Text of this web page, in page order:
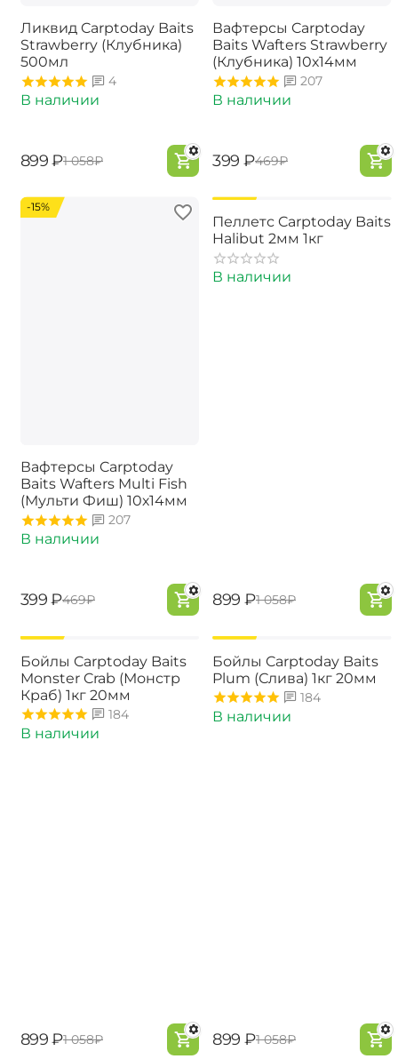
Ликвид Carptoday Baits
Strawberry (Клубника)
500мл
4
В наличии
‍899‍ ₽‍1 058‍₽
Вафтерсы Carptoday
Baits Wafters Strawberry
(Клубника) 10х14мм
207
В наличии
‍399‍ ₽‍469‍₽
-15%
Вафтерсы Carptoday
Baits Wafters Multi Fish
(Мульти Фиш) 10х14мм
207
В наличии
‍399‍ ₽‍469‍₽
Пеллетс Carptoday Baits
Halibut 2мм 1кг
В наличии
‍899‍ ₽‍1 058‍₽
Бойлы Carptoday Baits
Monster Crab (Монстр
Краб) 1кг 20мм
184
В наличии
‍899‍ ₽‍1 058‍₽
Бойлы Carptoday Baits
Plum (Слива) 1кг 20мм
184
В наличии
‍899‍ ₽‍1 058‍₽